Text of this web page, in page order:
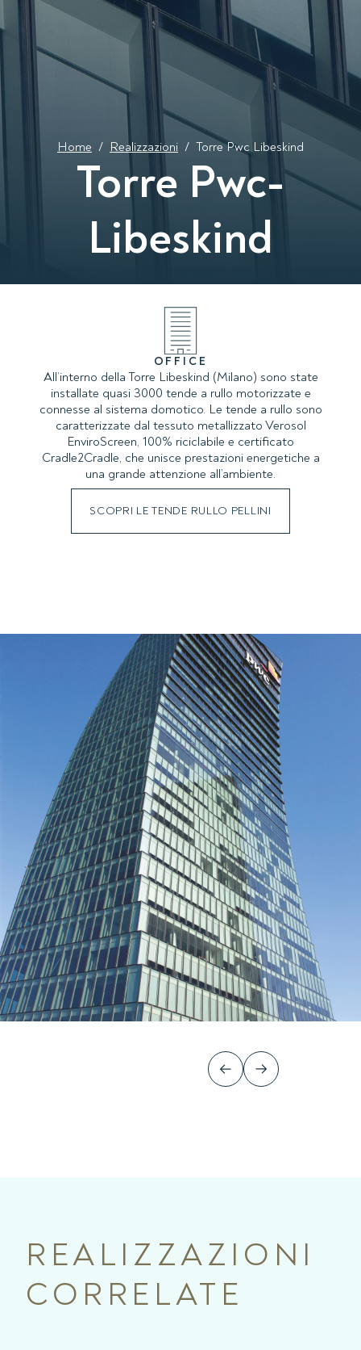
Home / Realizzazioni / Torre Pwc Libeskind
Torre Pwc-
Libeskind
OFFICE
All’interno della Torre Libeskind (Milano) sono state
installate quasi 3000 tende a rullo motorizzate e
connesse al sistema domotico. Le tende a rullo sono
caratterizzate dal tessuto metallizzato Verosol
EnviroScreen, 100% riciclabile e certificato
Cradle2Cradle, che unisce prestazioni energetiche a
una grande attenzione all’ambiente.
SCOPRI LE TENDE RULLO PELLINI
REALIZZAZIONI
CORRELATE